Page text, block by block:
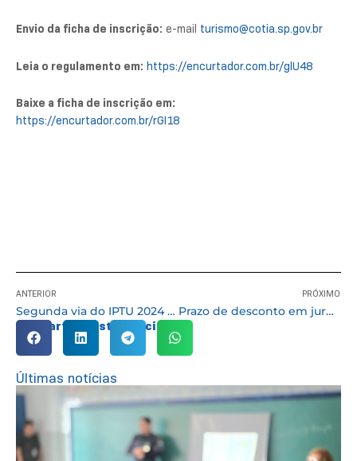
Envio da ficha de inscrição: e-mail turismo@cotia.sp.gov.br
Leia o regulamento em: https://encurtador.com.br/glU48
Baixe a ficha de inscrição em:
https://encurtador.com.br/rGI18
ANTERIOR
Segunda via do IPTU 2024 poderá ser emitida a partir do dia 2 de janeiro
PRÓXIMO
Prazo de desconto em juros e multas para tributos atrasados termina no dia 28 /12
Compartilhe esta notícia:
Últimas notícias